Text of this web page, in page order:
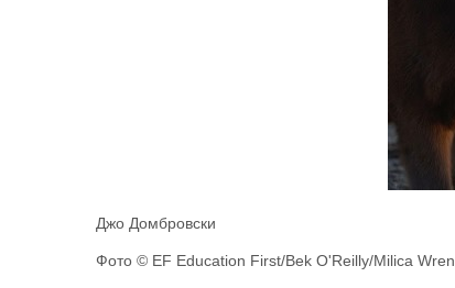
Джо Домбровски
Фото © EF Education First/Bek O'Reilly/Milica Wren